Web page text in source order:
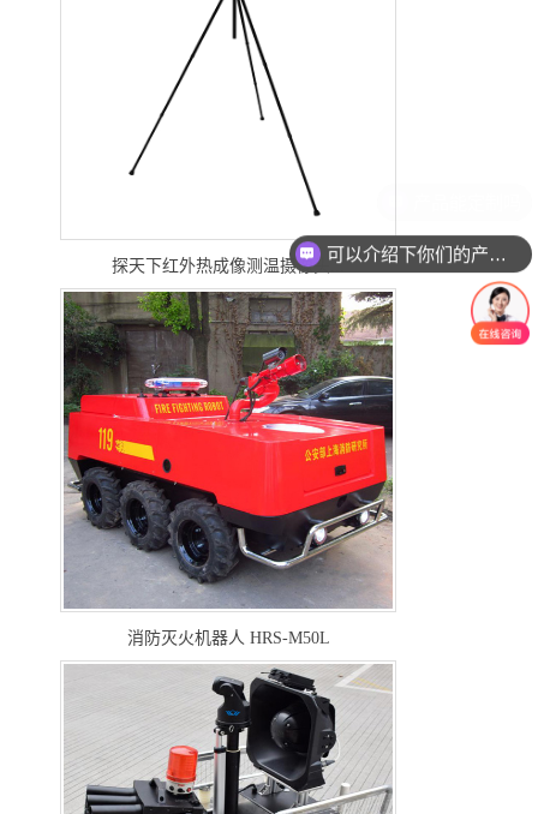
探天下红外热成像测温摄像头...
消防灭火机器人 HRS-M50L
可以介绍下你们的产品么